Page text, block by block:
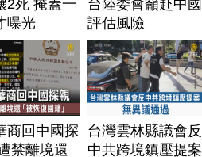
2死 掩蓋一
曝光
台陸委會籲赴中國
評估風險
商回中國探
禁離境還
台灣雲林縣議會反
中共跨境鎮壓提案